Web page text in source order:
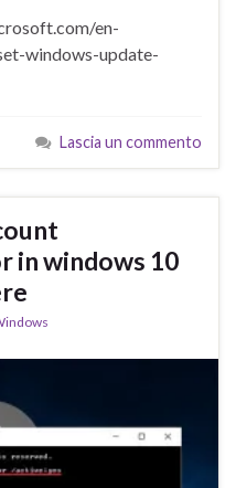
en-
windows-update-
Lascia un commento
in windows 10